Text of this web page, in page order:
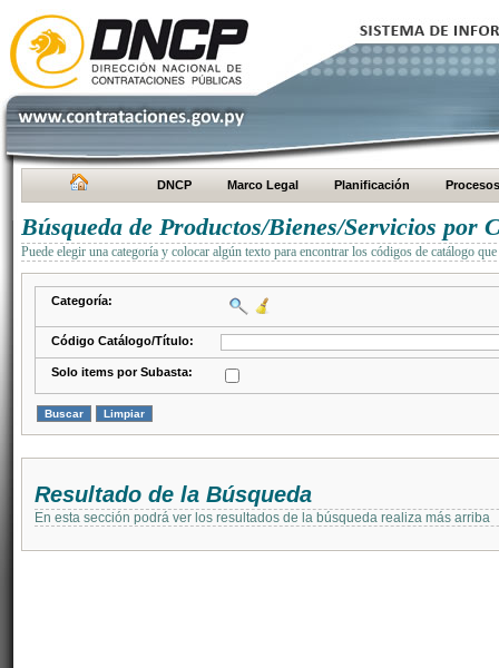
DNCP Marco Legal Planificación Procesos
Búsqueda de Productos/Bienes/Servicios por
Puede elegir una categoría y colocar algún texto para encontrar los códigos de catálogo
Categoría:
Código Catálogo/Título:
Solo items por Subasta:
Resultado de la Búsqueda
En esta sección podrá ver los resultados de la búsqueda realiza más arriba